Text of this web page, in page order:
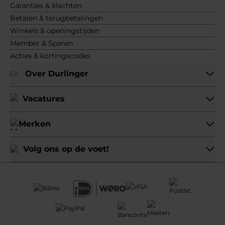
Garanties & klachten
Betalen & terugbetalingen
Winkels & openingstijden
Member & Sparen
Acties & kortingscodes
Over Durlinger
Vacatures
Merken
Volg ons op de voet!